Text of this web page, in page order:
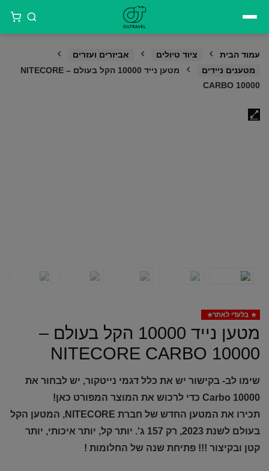
עמוד הבית ציוד טיולים
אביזרים ועזרים
מטענים ניידים
מטען נייד 10000 הקל בעולם – NITECORE
CARBO 10000
בלעדי לאתר
מטען נייד 10000 הקל בעולם –
NITECORE CARBO 10000
שימו לב- בקישור יש את כלל דגמי נייטקור, יש לבחור את
Carbo 10000 כדי לרכוש את המוצר המפורט כאן!
תכירו את המטען החדש של חברת NITECORE, המטען הקל
בעולם לשנת 2023, רק 157 ג'. יותר קל, יותר איכותי, יותר
קטן ובקיצור !!! פתיחת שנה של החלומות !